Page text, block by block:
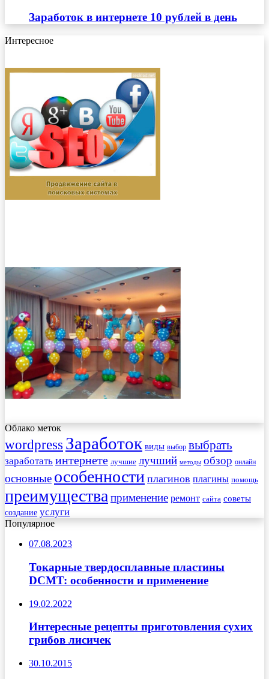
Заработок в интернете 10 рублей в день
Интересное
Облако меток
wordpress Заработок виды выбор выбрать
заработать интернете лучшие лучший методы обзор онлайн
основные особенности плагинов плагины помощь
преимущества применение ремонт сайта советы
создание услуги
Популярное
07.08.2023
Токарные твердосплавные пластины
DСMT: особенности и применение
19.02.2022
Интересные рецепты приготовления сухих
грибов лисичек
30.10.2015